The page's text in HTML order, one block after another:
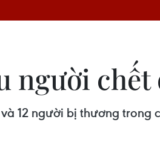
người chết
12 người bị thương trong